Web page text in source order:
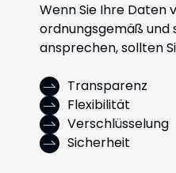
Wenn Sie Ihre Daten
ordnungsgemäß und
ansprechen, sollten
Transparenz
Flexibilität
Verschlüsselung
Sicherheit